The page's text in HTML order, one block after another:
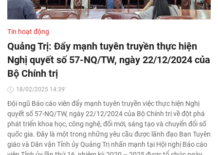
Tin hoạt động
Quảng Trị: Đẩy mạnh tuyên truyền thực hiện
Nghị quyết số 57-NQ/TW, ngày 22/12/2024 của
Bộ Chính trị
18/02/2025 14:39'
Đội ngũ Báo cáo viên đẩy mạnh tuyên truyền việc thực hiện Nghị
quyết số 57-NQ/TW, ngày 22/12/2024 của Bộ Chính trị về đột phá
phát triển khoa học, công nghệ, đổi mới, sáng tạo và chuyển đổi số
quốc gia. Đây là một trong những yêu cầu được lãnh đạo Ban Tuyên
giáo và Dân vận Tỉnh ủy Quảng Trị nhấn mạnh tại Hội nghị Báo cáo